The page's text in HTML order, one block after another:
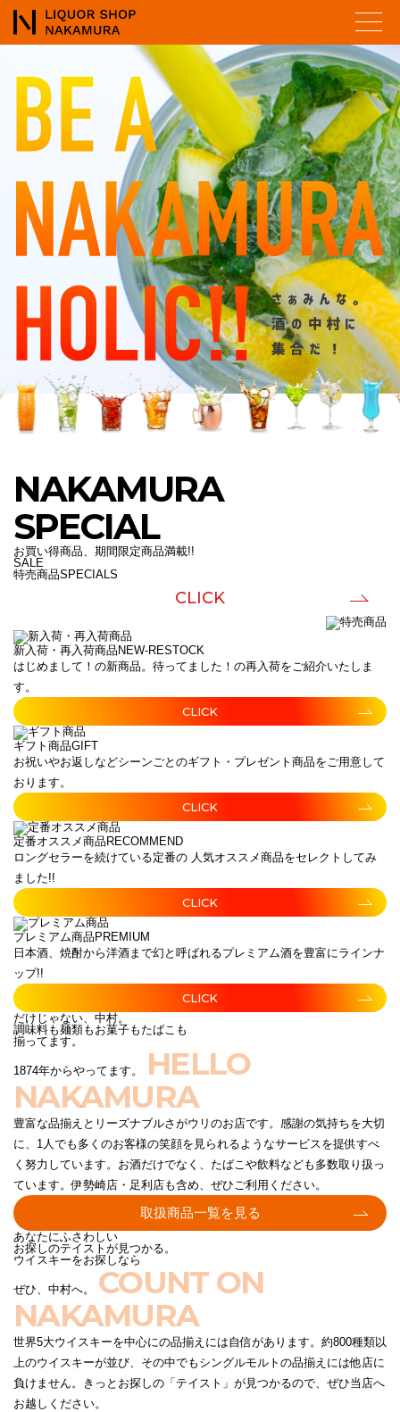
NAKAMURA
SPECIAL
お買い得商品、期間限定商品満載!!
SALE
特売商品SPECIALS
CLICK
新入荷・再入荷商品 NEW-RESTOCK
はじめまして！の新商品。待ってました！の再入荷をご紹介いたしま
す。
CLICK
ギフト商品GIFT
お祝いやお返しなどシーンごとのギフト・プレゼント商品をご用意して
おります。
CLICK
定番オススメ商品 RECOMMEND
ロングセラーを続けている定番の 人気オススメ商品をセレクトしてみ
ました!!
CLICK
プレミアム商品 PREMIUM
日本酒、焼酎から洋酒まで幻と呼ばれるプレミアム酒を豊富にラインナ
ップ!!
CLICK
だけじゃない、中村。
調味料も麺類もお菓子もたばこも
揃ってます。
1874年からやってます。
HELLO
NAKAMURA
豊富な品揃えとリーズナブルさがウリのお店です。感謝の気持ちを大切
に、1人でも多くのお客様の笑顔を見られるようなサービスを提供すべ
く努力しています。お酒だけでなく、たばこや飲料なども多数取り扱っ
ています。伊勢崎店・足利店も含め、ぜひご利用ください。
取扱商品一覧を見る
あなたにふさわしい
お探しのテイストが見つかる。
ウイスキーをお探しなら
ぜひ、中村へ。 COUNT ON
NAKAMURA
世界5大ウイスキーを中心にの品揃えには自信があります。約800種類以
上のウイスキーが並び、その中でもシングルモルトの品揃えには他店に
負けません。きっとお探しの「テイスト」が見つかるので、ぜひ当店へ
お越しください。